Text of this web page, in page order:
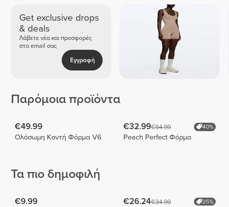
Get exclusive drops
& deals
Λάβετε νέα και προσφορές
στο email σας
Εγγραφή
Παρόμοια προϊόντα
€49.99
Ολόσωμη Κοντή Φόρμα V6
€32.99€54.99 40%
Peach Perfect Φόρμα
Τα πιο δημοφιλή
€9.99 €26.24€34.99 25%